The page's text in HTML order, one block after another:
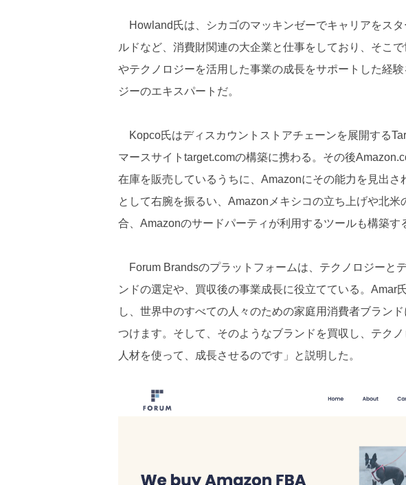
Howland氏は、シカゴのマッキンゼーでキャリアをス
ルドなど、消費財関連の大企業と仕事をしており、そこ
やテクノロジーを活用した事業の成長をサポートした経
ジーのエキスパートだ。
Kopco氏はディスカウントストアチェーンを展開する
マースサイトtarget.comの構築に携わる。その後
在庫を販売しているうちに、Amazonにその能力を見出
として右腕を振るい、Amazonメキシコの立ち上げや北
合、Amazonのサードパーティが利用するツールも構築す
Forum Brandsのプラットフォームは、テクノロジーと
ンドの選定や、買収後の事業成長に役立てている。Amar
し、世界中のすべての人々のための家庭用消費者ブラン
つけます。そして、そのようなブランドを買収し、テク
人材を使って、成長させるのです」と説明した。